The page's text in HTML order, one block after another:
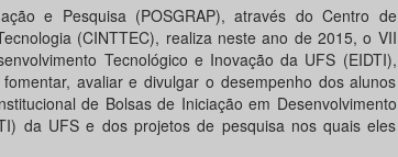
e Pesquisa (POSGRAP), através do Centro de
(CINTTEC), realiza neste ano de 2015, o VII
Tecnológico e Inovação da UFS (EIDTI),
avaliar e divulgar o desempenho dos alunos
de Bolsas de Iniciação em Desenvolvimento
da UFS e dos projetos de pesquisa nos quais eles